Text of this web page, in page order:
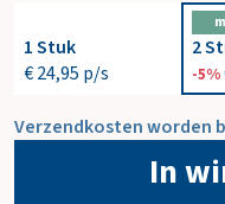
1 Stuk
€ 24,95 p/s
2
-5%
Verzendkosten worden
In